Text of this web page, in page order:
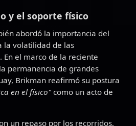
y el soporte físico
abordó la importancia del
la volatilidad de las
el marco de la reciente
permanencia de grandes
Brikman reafirmó su postura
en el físico" como un acto de
un repaso por los recorridos,